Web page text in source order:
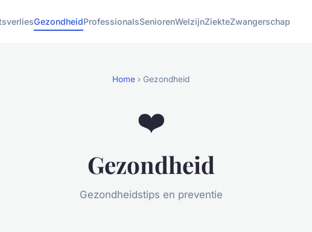
GezondheidProfessionalsSeniorenWelzijnZiekteZwangerschap
Home › Gezondheid
❤️
Gezondheid
Gezondheidstips en preventie